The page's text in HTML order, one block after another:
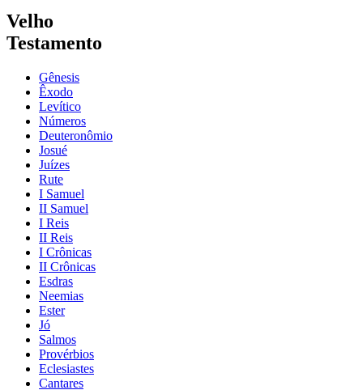
Velho
Testamento
Gênesis
Êxodo
Levítico
Números
Deuteronômio
Josué
Juízes
Rute
I Samuel
II Samuel
I Reis
II Reis
I Crônicas
II Crônicas
Esdras
Neemias
Ester
Jó
Salmos
Provérbios
Eclesiastes
Cantares